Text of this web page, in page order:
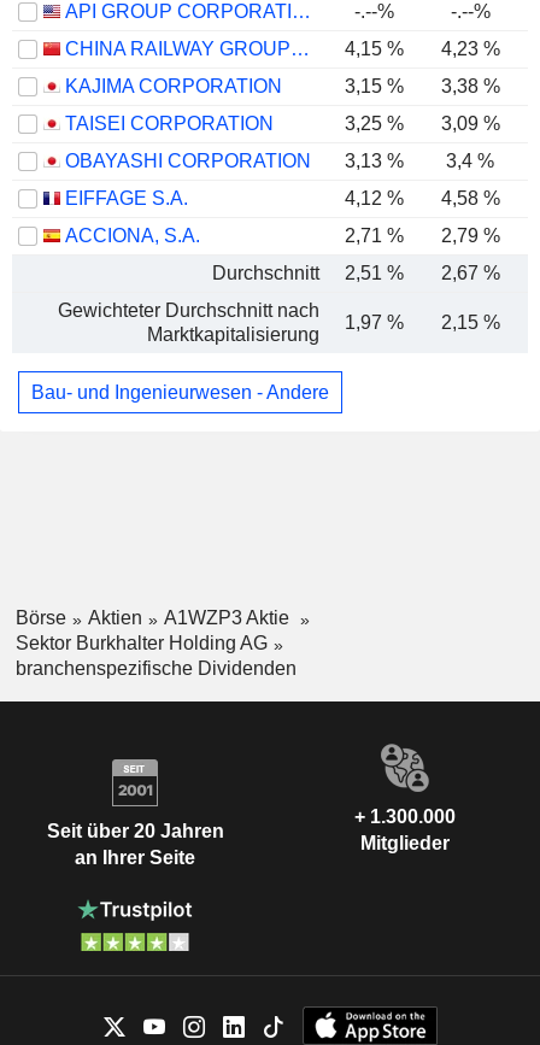
API GROUP CORPORATION
-.--% -.--%
CHINA RAILWAY GROUP LIMITED
4,15 %
4,23 %
KAJIMA CORPORATION
3,15 % 3,38 %
TAISEI CORPORATION
3,25 %
3,09 %
OBAYASHI CORPORATION
3,13 % 3,4 %
EIFFAGE S.A.
4,12 % 4,58 %
ACCIONA, S.A.
2,71 % 2,79 %
Durchschnitt
2,51 % 2,67 %
Gewichteter Durchschnitt nach
Marktkapitalisierung
1,97 % 2,15 %
Bau- und Ingenieurwesen - Andere
Börse Aktien
A1WZP3 Aktie
Sektor Burkhalter Holding AG
branchenspezifische Dividenden
Seit über 20 Jahren
an Ihrer Seite
+ 1.300.000
Mitglieder